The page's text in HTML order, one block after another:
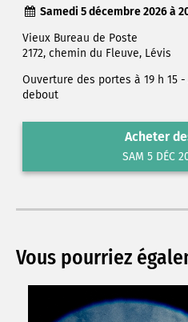
Samedi 5 décembre 2026 à
Vieux Bureau de Poste
2172, chemin du Fleuve, Lévis
Ouverture des portes à 19 h 15
debout
Acheter
SAM 5 DÉC
Vous pourriez